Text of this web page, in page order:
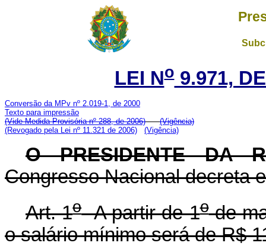
LEI No9.971,
Conversão da MPv nº 2.019-1, de 2000
Texto para impressão
(Vide Medida Provisória nº 288, de 2006)
(Vigência)
(Revogado pela Lei nº 11.321 de 2006)
(Vigência)
O PRESIDENTE DA
Congresso Nacional decreta
Art. 1oA partir de 1ode
o salário mínimo será de R$